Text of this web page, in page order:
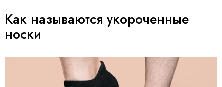
Как называются укороченные
носки